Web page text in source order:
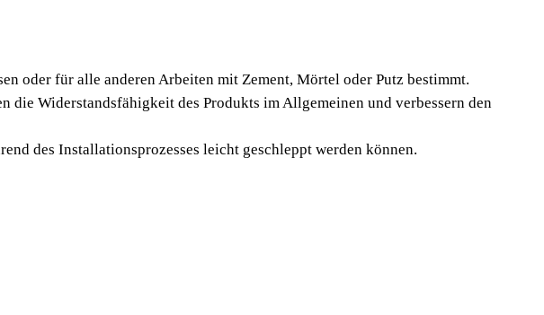
Gummiwannen von RUBI-KANGURO sind zur Verwendung beim
oder Putz bestimmt. Die großflächigen Griffe der RUBI-KANGURO-
oder für alle anderen Arbeiten mit Zement, Mörtel oder Putz bestimmt.
Widerstandsfähigkeit des Produkts im Allgemeinen und verbessern den
des Installationsprozesses leicht geschleppt werden können.